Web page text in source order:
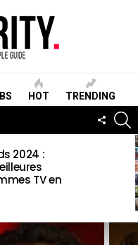
HOT TRENDING
2024 :
TV en